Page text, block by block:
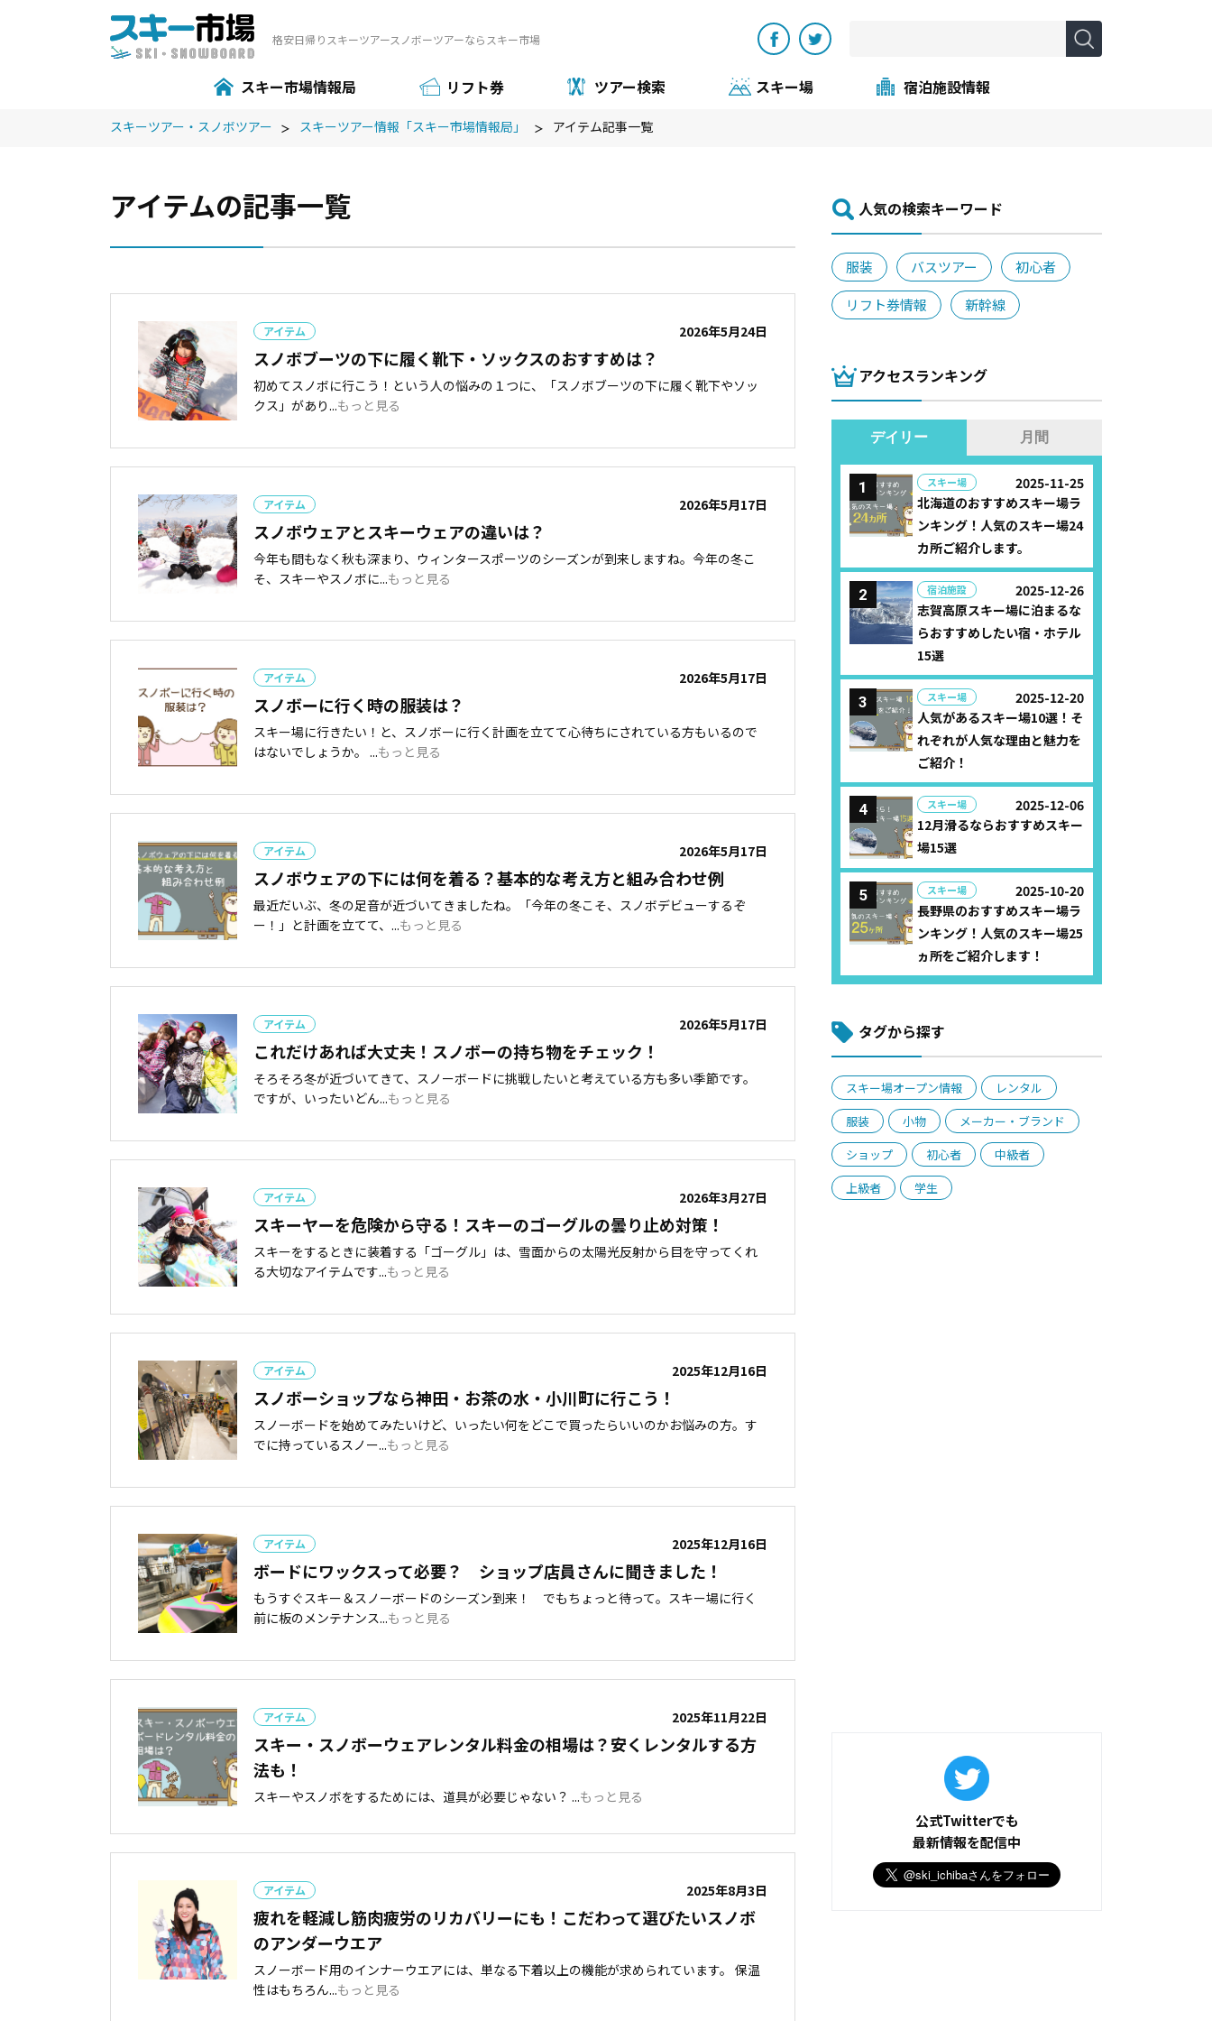
格安⽇帰りスキーツアースノボーツアーならスキー市場
スキー市場情報局 リフト券 ツアー検索 スキー場 宿泊施設情報
スキーツアー・スノボツアー スキーツアー情報「スキー市場情報局」 アイテム記事一覧
アイテムの記事一覧
アイテム 2026年5月24日
スノボブーツの下に履く靴下・ソックスのおすすめは？
初めてスノボに行こう！という人の悩みの１つに、「スノボブーツの下に履く靴下やソッ
クス」があり...もっと見る
アイテム 2026年5月17日
スノボウェアとスキーウェアの違いは？
今年も間もなく秋も深まり、ウィンタースポーツのシーズンが到来しますね。今年の冬こ
そ、スキーやスノボに...もっと見る
アイテム 2026年5月17日
スノボーに行く時の服装は？
スキー場に行きたい！と、スノボーに行く計画を立てて心待ちにされている方もいるので
はないでしょうか。 ...もっと見る
アイテム 2026年5月17日
スノボウェアの下には何を着る？基本的な考え方と組み合わせ例
最近だいぶ、冬の足音が近づいてきましたね。「今年の冬こそ、スノボデビューするぞ
ー！」と計画を立てて、...もっと見る
アイテム 2026年5月17日
これだけあれば大丈夫！スノボーの持ち物をチェック！
そろそろ冬が近づいてきて、スノーボードに挑戦したいと考えている方も多い季節です。
ですが、いったいどん...もっと見る
アイテム 2026年3月27日
スキーヤーを危険から守る！スキーのゴーグルの曇り止め対策！
スキーをするときに装着する「ゴーグル」は、雪面からの太陽光反射から目を守ってくれ
る大切なアイテムです...もっと見る
アイテム 2025年12月16日
スノボーショップなら神田・お茶の水・小川町に行こう！
スノーボードを始めてみたいけど、いったい何をどこで買ったらいいのかお悩みの方。す
でに持っているスノー...もっと見る
アイテム 2025年12月16日
ボードにワックスって必要？ ショップ店員さんに聞きました！
もうすぐスキー＆スノーボードのシーズン到来！ でもちょっと待って。スキー場に行く
前に板のメンテナンス...もっと見る
アイテム 2025年11月22日
スキー・スノボーウェアレンタル料金の相場は？安くレンタルする方
法も！
スキーやスノボをするためには、道具が必要じゃない？ ...もっと見る
アイテム 2025年8月3日
疲れを軽減し筋肉疲労のリカバリーにも！こだわって選びたいスノボ
のアンダーウエア
スノーボード用のインナーウエアには、単なる下着以上の機能が求められています。 保温
性はもちろん...もっと見る
⼈気の検索キーワード
服装 バスツアー
初心者
リフト券情報
新幹線
アクセスランキング
デイリー 月間
スキー場
2025-11-25
北海道のおすすめスキー場ラ
ンキング！人気のスキー場24
カ所ご紹介します。
宿泊施設
2025-12-26
志賀高原スキー場に泊まるな
らおすすめしたい宿・ホテル
15選
スキー場
2025-12-20
人気があるスキー場10選！そ
れぞれが人気な理由と魅力を
ご紹介！
スキー場
2025-12-06
12月滑るならおすすめスキー
場15選
スキー場
2025-10-20
長野県のおすすめスキー場ラ
ンキング！人気のスキー場25
ヵ所をご紹介します！
タグから探す
スキー場オープン情報
レンタル
服装
小物
メーカー・ブランド
ショップ
初心者
中級者
上級者
学生
公式Twitterでも
最新情報を配信中